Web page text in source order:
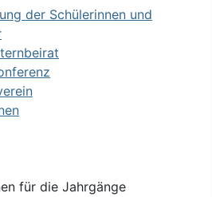
der Schülerinnen und
für die Jahrgänge